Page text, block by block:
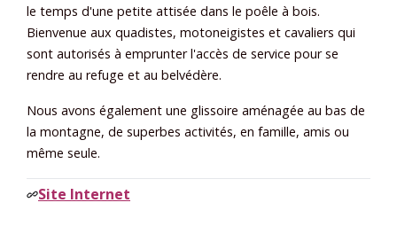
le temps d'une petite attisée dans le poêle à bois.
Bienvenue aux quadistes, motoneigistes et cavaliers qui
sont autorisés à emprunter l'accès de service pour se
rendre au refuge et au belvédère.
Nous avons également une glissoire aménagée au bas de
la montagne, de superbes activités, en famille, amis ou
même seule.
Site Internet